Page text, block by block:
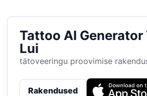
Tattoo AI Generator
Lui
tätoveeringu proovimise
Rakendused